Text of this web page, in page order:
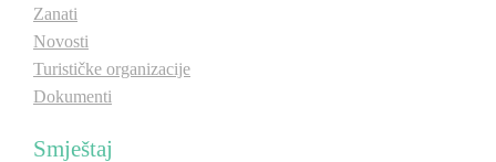
Zanati
Novosti
Turističke organizacije
Dokumenti
Smještaj